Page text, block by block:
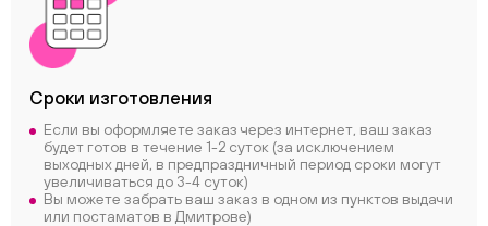
Сроки изготовления
Если вы оформляете заказ через интернет, ваш заказ
будет готов в течение 1-2 суток (за исключением
выходных дней, в предпраздничный период сроки могут
увеличиваться до 3-4 суток)
Вы можете забрать ваш заказ в одном из пунктов выдачи
или постаматов в Дмитрове)